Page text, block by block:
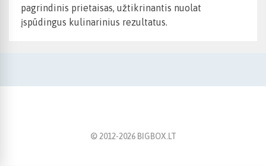
pagrindinis prietaisas, užtikrinantis nuolat
įspūdingus kulinarinius rezultatus.
© 2012-2026BIGBOX.LT